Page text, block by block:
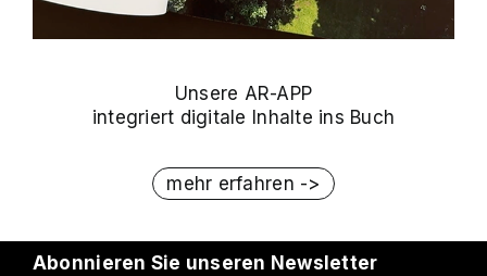
Unsere AR-APP
integriert digitale Inhalte ins Buch
mehr erfahren ->
Abonnieren Sie unseren Newsletter